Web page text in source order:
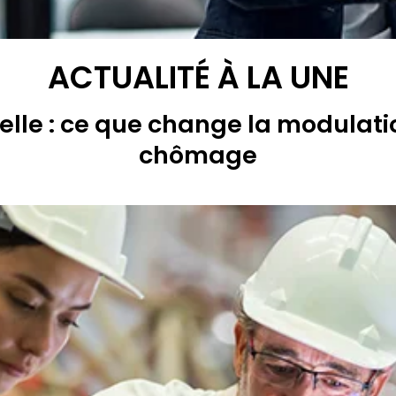
ACTUALITÉ À LA UNE
: ce que change la
chômage